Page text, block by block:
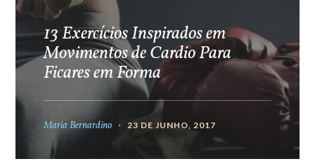
13 Exercícios Inspirados em
Movimentos de Cardio Para
Ficares em Forma
Maria Bernardino 23 DE JUNHO, 2017